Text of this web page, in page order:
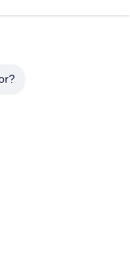
militaire